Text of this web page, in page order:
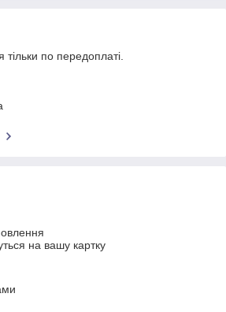
тільки по передоплаті.
на вашу картку